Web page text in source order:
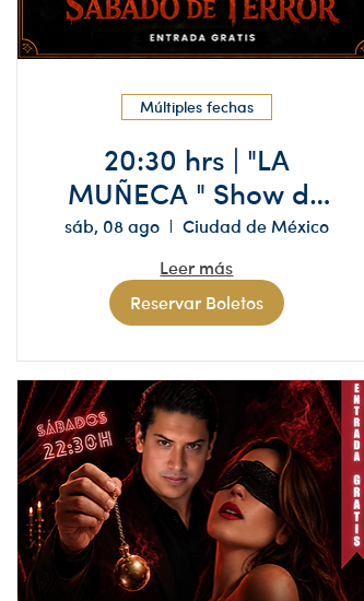
Múltiples fechas
20:30 hrs | "LA
MUÑECA " Show de
ESPIRITISMO Y
MISTERIO
sáb, 08 ago
Ciudad de México
Leer más
Reservar Boletos